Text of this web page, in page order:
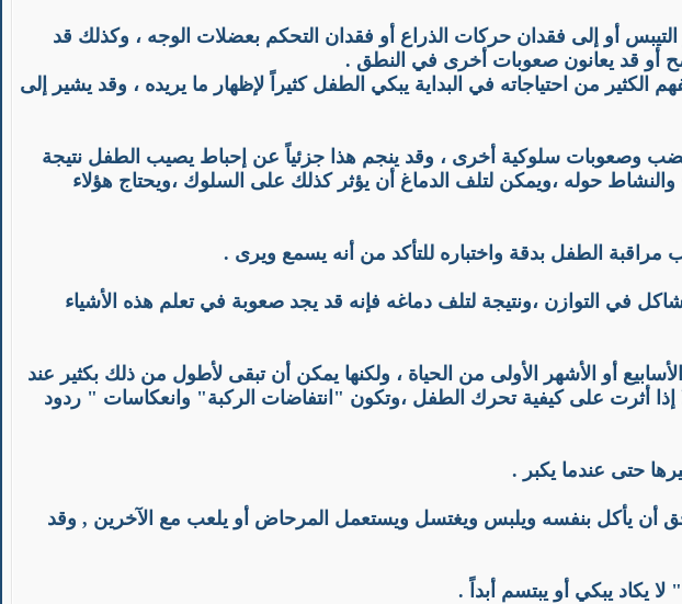
التيبس أو إلى فقدان حركات الذراع أو فقدان التحكم بعضلات الوجه ، وكذلك قد
أو قد يعانون صعوبات أخرى في النطق .
من احتياجاته في البداية يبكي الطفل كثيراً لإظهار ما يريده ، وقد يشير إلى
وصعوبات سلوكية أخرى ، وقد ينجم هذا جزئياً عن إحباط يصيب الطفل نتيجة
حوله ،ويمكن لتلف الدماغ أن يؤثر كذلك على السلوك ،ويحتاج هؤلاء
مراقبة الطفل بدقة واختباره للتأكد من أنه يسمع ويرى .
التوازن ،ونتيجة لتلف دماغه فإنه قد يجد صعوبة في تعلم هذه الأشياء
أو الأشهر الأولى من الحياة ، ولكنها يمكن أن تبقى لأطول من ذلك بكثير عند
إذا أثرت على كيفية تحرك الطفل ،وتكون "انتفاضات الركبة" وانعكاسات " ردود
حتى عندما يكبر .
أن يأكل بنفسه ويلبس ويغتسل ويستعمل المرحاض أو يلعب مع الآخرين , وقد
يكاد يبكي أو يبتسم أبداً .